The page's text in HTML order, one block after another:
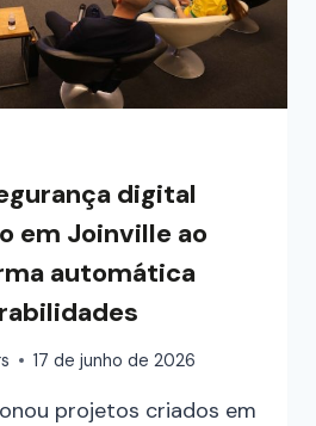
digital
em Joinville ao
automática
17 de junho de 2026
projetos criados em